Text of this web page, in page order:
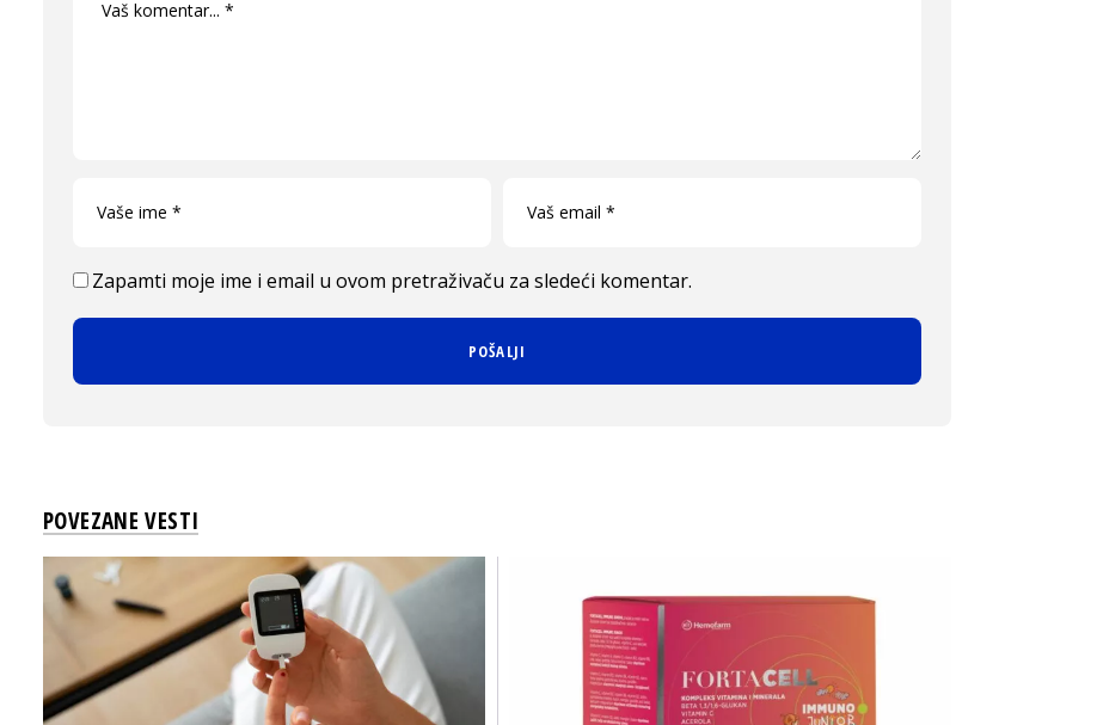
Zapamti moje ime i email u ovom pretraživaču za sledeći komentar.
POVEZANE VESTI